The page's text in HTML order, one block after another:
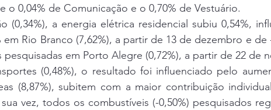
o 0,04% de Comunicação e o 0,70% de Vestuário.
(0,34%), a energia elétrica residencial subiu 0,54%,
em Rio Branco (7,62%), a partir de 13 de dezembro e de
pesquisadas em Porto Alegre (0,72%), a partir de 22 de
(0,48%), o resultado foi influenciado pelo
(8,87%), subitem com a maior contribuição
vez, todos os combustíveis (-0,50%) pesquisados